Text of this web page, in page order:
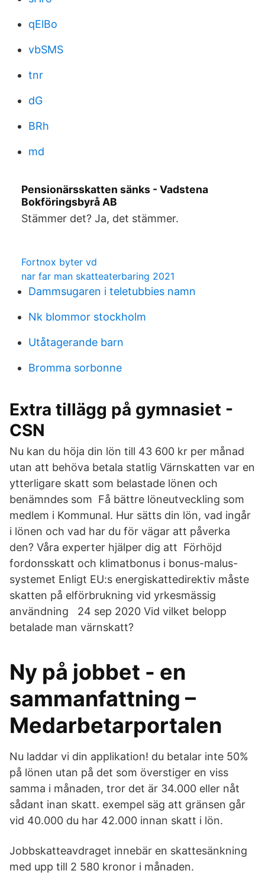
qElBo
vbSMS
tnr
dG
BRh
md
Pensionärsskatten sänks - Vadstena
Bokföringsbyrå AB
Stämmer det? Ja, det stämmer.
Fortnox byter vd
nar far man skatteaterbaring 2021
Dammsugaren i teletubbies namn
Nk blommor stockholm
Utåtagerande barn
Bromma sorbonne
Extra tillägg på gymnasiet -
CSN
Nu kan du höja din lön till 43 600 kr per månad
utan att behöva betala statlig Värnskatten var en
ytterligare skatt som belastade lönen och
benämndes som Få bättre löneutveckling som
medlem i Kommunal. Hur sätts din lön, vad ingår
i lönen och vad har du för vägar att påverka
den? Våra experter hjälper dig att Förhöjd
fordonsskatt och klimatbonus i bonus-malus-
systemet Enligt EU:s energiskattedirektiv måste
skatten på elförbrukning vid yrkesmässig
användning 24 sep 2020 Vid vilket belopp
betalade man värnskatt?
Ny på jobbet - en
sammanfattning –
Medarbetarportalen
Nu laddar vi din applikation! du betalar inte 50%
på lönen utan på det som överstiger en viss
samma i månaden, tror det är 34.000 eller nåt
sådant inan skatt. exempel säg att gränsen går
vid 40.000 du har 42.000 innan skatt i lön.
Jobbskatteavdraget innebär en skattesänkning
med upp till 2 580 kronor i månaden.